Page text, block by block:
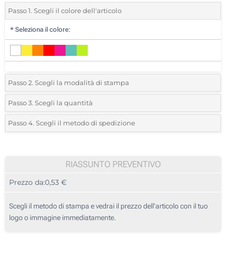
Passo 1. Scegli il colore dell'articolo
* Seleziona il colore:
Passo 2. Scegli la modalità di stampa
*Seleziona la posizione di stampa e il colore del vostro logo:
1 Colore (Sul corpo in verticale)
Stampa in resina (Sul tondo)
Passo 3. Scegli la quantità
*Quantità desiderata:
50
125
250
Passo 4. Scegli il metodo di spedizione
RIASSUNTO PREVENTIVO
Prezzo da:0,53 €
Scegli il metodo di stampa e vedrai il prezzo dell'articolo con il tuo
logo o immagine immediatamente.